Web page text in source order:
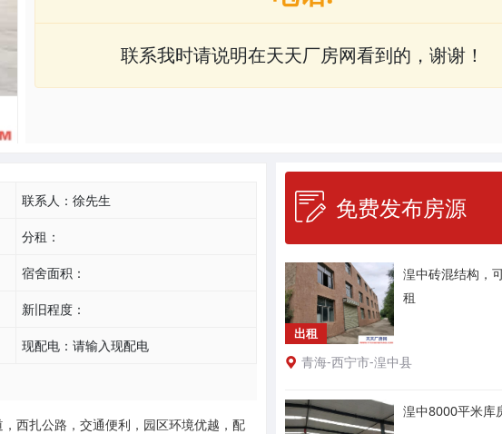
联系我时请说明在天天厂房网看到的，谢谢！
联系人： 徐先生
分租：
宿舍面积：
新旧程度：
现配电： 请输入现配电
西扎公路，交通便利，园区环境优越，配
免费发布房源
出租
湟中砖混结构，
租
青海-西宁市-湟中县
湟中8000平米库